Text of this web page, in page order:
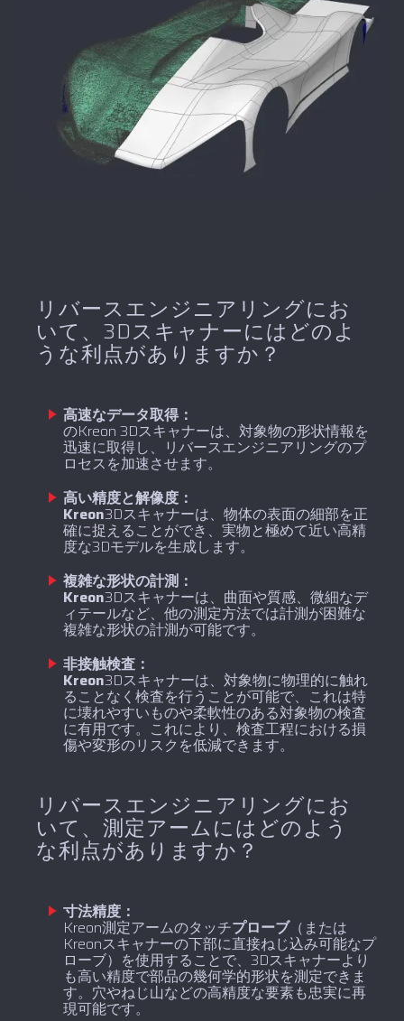
リバースエンジニアリングにお
いて、3Dスキャナーにはどのよ
うな利点がありますか？
高速なデータ取得：
のKreon 3Dスキャナーは、対象物の形状情報を
迅速に取得し、リバースエンジニアリングのプ
ロセスを加速させます。
高い精度と解像度：
‍Kreon3Dスキャナーは、物体の表面の細部を正
確に捉えることができ、実物と極めて近い高精
度な3Dモデルを生成します。
複雑な形状の計測：
‍Kreon3Dスキャナーは、曲面や質感、微細なデ
ィテールなど、他の測定方法では計測が困難な
複雑な形状の計測が可能です。
非接触検査：
‍Kreon3Dスキャナーは、対象物に物理的に触れ
ることなく検査を行うことが可能で、これは特
に壊れやすいものや柔軟性のある対象物の検査
に有用です。これにより、検査工程における損
傷や変形のリスクを低減できます。
リバースエンジニアリングにお
いて、測定アームにはどのよう
な利点がありますか？
寸法精度：
Kreon測定アームのタッチプローブ（または
Kreonスキャナーの下部に直接ねじ込み可能なプ
ローブ）を使用することで、3Dスキャナーより
も高い精度で部品の幾何学的形状を測定できま
す。穴やねじ山などの高精度な要素も忠実に再
現可能です。